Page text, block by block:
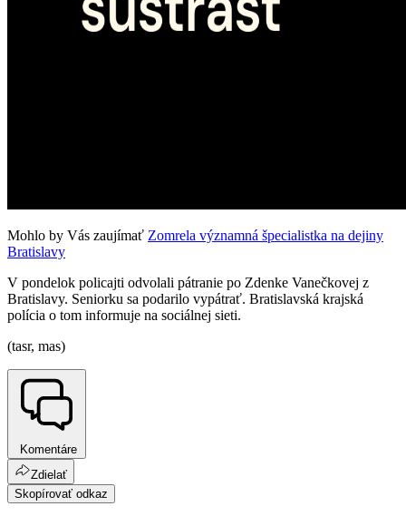
Mohlo by Vás zaujímať Zomrela významná špecialistka na dejiny
Bratislavy
V pondelok policajti odvolali pátranie po Zdenke Vanečkovej z
Bratislavy. Seniorku sa podarilo vypátrať. Bratislavská krajská
polícia o tom informuje na sociálnej sieti.
(tasr, mas)
Komentáre
Zdielať
Skopírovať odkaz